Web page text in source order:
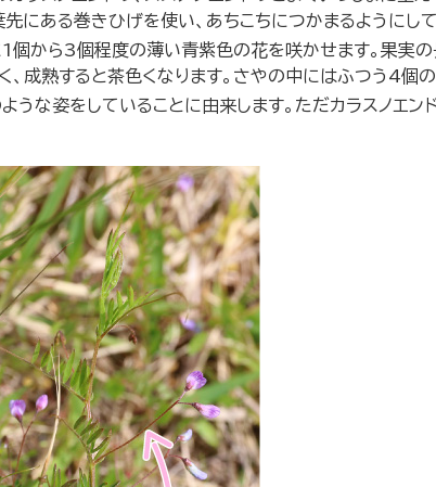
にある巻きひげを使い、あちこちにつかまるようにし
個から3個程度の薄い青紫色の花を咲かせます。果実
成熟すると茶色くなります。さやの中にはふつう4個の
のような姿をしていることに由来します。ただカラスノエ